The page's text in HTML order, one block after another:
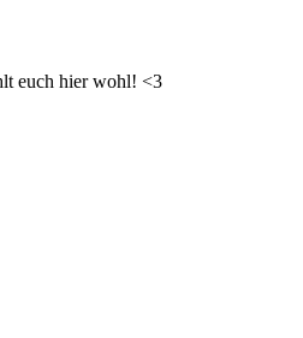
euch hier wohl! <3